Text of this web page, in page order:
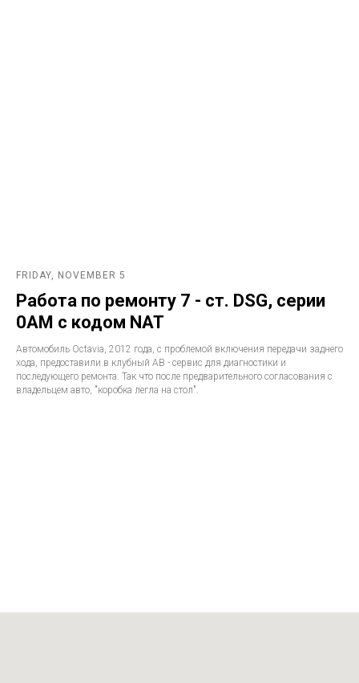
FRIDAY, NOVEMBER 5
Работа по ремонту 7 - ст. DSG, серии
0AM с кодом NAT
Автомобиль Octavia, 2012 года, с проблемой включения передачи заднего
хода, предоставили в клубный АВ - сервис для диагностики и
последующего ремонта. Так что после предварительного согласования с
владельцем авто, "коробка легла на стол".